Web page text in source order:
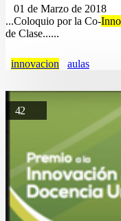
01 de Marzo de 2018
...Coloquio por la Co-
de Clase......
innovacion aulas
42